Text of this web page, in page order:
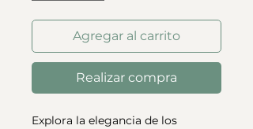
Agregar al carrito
Realizar compra
Explora la elegancia de los